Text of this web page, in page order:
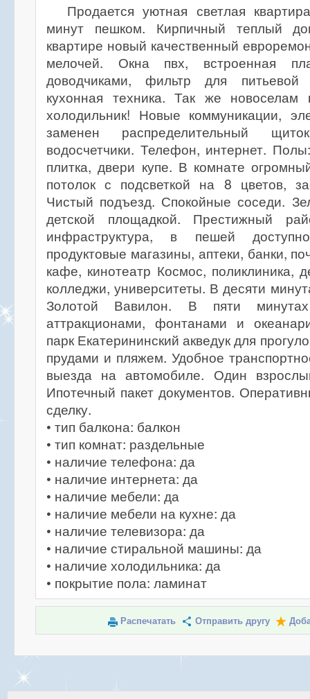
Продается уютная светлая
минут пешком. Кирпичный теплый
квартире новый качественный
мелочей. Окна пвх, встроенная
доводчиками, фильтр для питьевой
кухонная техника. Так же новоселам
холодильник! Новые коммуникации,
заменен распределительный
водосчетчики. Телефон, интернет.
плитка, двери купе. В комнате
потолок с подсветкой на 8 цветов,
Чистый подъезд. Спокойные соседи.
детской площадкой. Престижный
инфраструктура, в пешей
продуктовые магазины, аптеки, банки,
кафе, кинотеатр Космос, поликлиника,
колледжи, университеты. В десяти
Золотой Вавилон. В пяти
аттракционами, фонтанами и
парк Екатерининский акведук для
прудами и пляжем. Удобное
выезда на автомобиле. Один
Ипотечный пакет документов.
сделку.
• тип балкона: балкон
• тип комнат: раздельные
• наличие телефона: да
• наличие интернета: да
• наличие мебели: да
• наличие мебели на кухне: да
• наличие телевизора: да
• наличие стиральной машины: да
• наличие холодильника: да
• покрытие пола: ламинат
Распечатать Отправить другу